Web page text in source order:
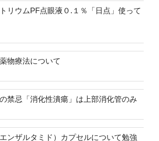
リウムPF点眼液０.１％「日点」使って
物療法について
禁忌「消化性潰瘍」は上部消化管のみ
ンザルタミド）カプセルについて勉強